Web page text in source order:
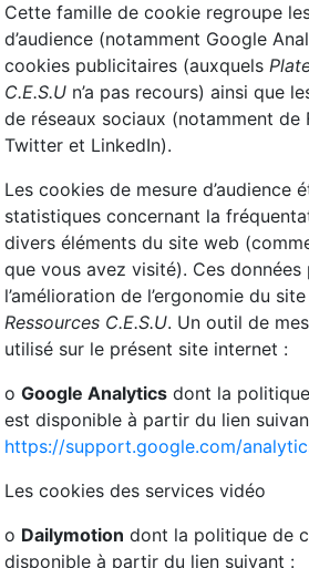
Cette famille de cookie regroupe
d’audience (notamment Google
cookies publicitaires (auxquels
C.E.S.U n’a pas recours) ainsi que
de réseaux sociaux (notamment de
Twitter et LinkedIn).
Les cookies de mesure d’audience
statistiques concernant la
divers éléments du site web
que vous avez visité). Ces
l’amélioration de l’ergonomie du
Ressources C.E.S.U. Un outil de
utilisé sur le présent site internet :
o Google Analytics dont la
est disponible à partir du lien
https://support.google.com/
Les cookies des services vidéo
o Dailymotion dont la politique de
disponible à partir du lien suivant :